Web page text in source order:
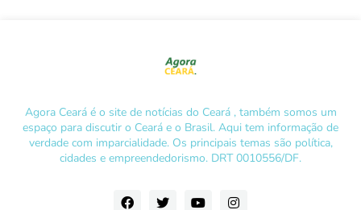
Agora Ceará é o site de notícias do Ceará , também somos um
espaço para discutir o Ceará e o Brasil. Aqui tem informação de
verdade com imparcialidade. Os principais temas são política,
cidades e empreendedorismo. DRT 0010556/DF.